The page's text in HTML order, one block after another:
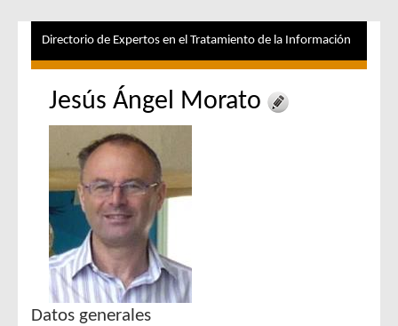
Directorio de Expertos en el Tratamiento de la Información
Jesús Ángel Morato
Datos generales